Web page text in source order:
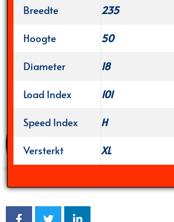
Breedte
235
Hoogte
50
Diameter
18
Load Index
101
Speed Index
H
Versterkt
XL